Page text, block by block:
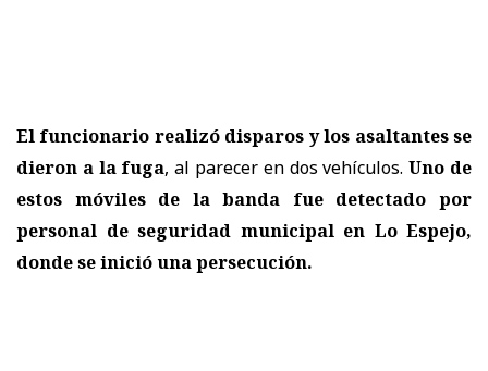
El funcionario realizó disparos y los asaltantes se
dieron a la fuga, al parecer en dos vehículos.Uno de
estos móviles de la banda fue detectado por
personal de seguridad municipal en Lo Espejo,
donde se inició una persecución.